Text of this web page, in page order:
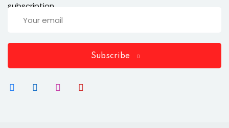
subscription
Subscribe